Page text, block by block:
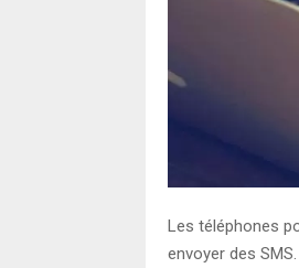
Les téléphones
envoyer des